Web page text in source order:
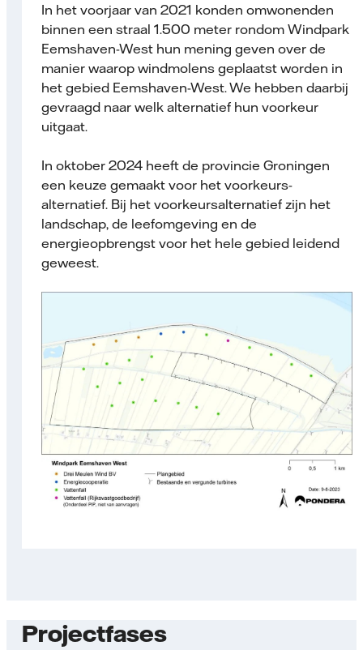
In het voorjaar van 2021 konden omwonenden
binnen een straal 1.500 meter rondom Windpark
Eemshaven-West hun mening geven over de
manier waarop windmolens geplaatst worden in
het gebied Eemshaven-West. We hebben daarbij
gevraagd naar welk alternatief hun voorkeur
uitgaat.
In oktober 2024 heeft de provincie Groningen
een keuze gemaakt voor het voorkeurs­
alternatief. Bij het voorkeurs­alternatief zijn het
landschap, de leefomgeving en de
energieopbrengst voor het hele gebied leidend
geweest.
Projectfases